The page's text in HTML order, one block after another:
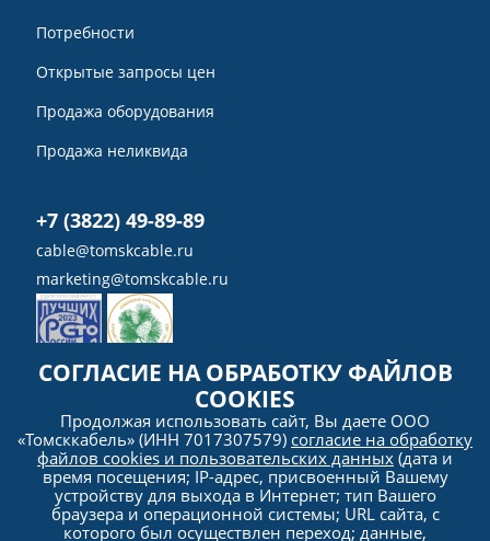
Потребности
Открытые запросы цен
Продажа оборудования
Продажа неликвида
+7 (3822) 49-89-89
cable@tomskcable.ru
marketing@tomskcable.ru
Ru Eng
СОГЛАСИЕ НА ОБРАБОТКУ ФАЙЛОВ
COOKIES
Продолжая использовать сайт, Вы даете ООО
«Томсккабель» (ИНН 7017307579) согласие на обработку
файлов cookies и пользовательских данных (дата и
время посещения; IP-адрес, присвоенный Вашему
устройству для выхода в Интернет; тип Вашего
браузера и операционной системы; URL сайта, с
которого был осуществлен переход; данные,